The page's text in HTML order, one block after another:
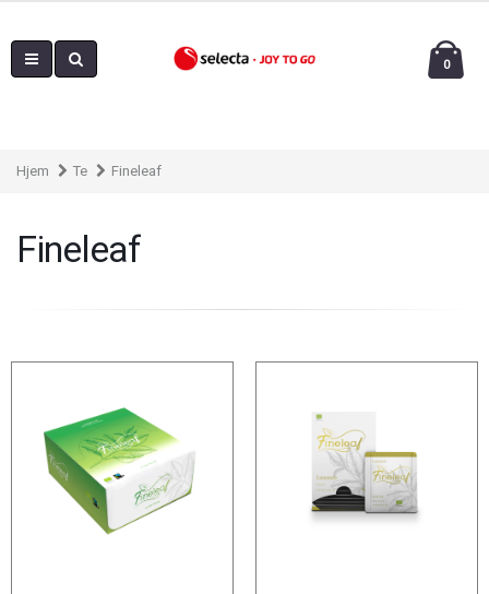
0
Hjem Te Fineleaf
Fineleaf